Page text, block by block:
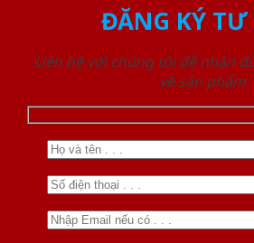
ĐĂNG KÝ TƯ
Liên hệ với chúng tôi để nhận
về sản phẩm